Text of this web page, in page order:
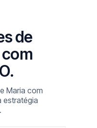
de
Maria com
estratégia